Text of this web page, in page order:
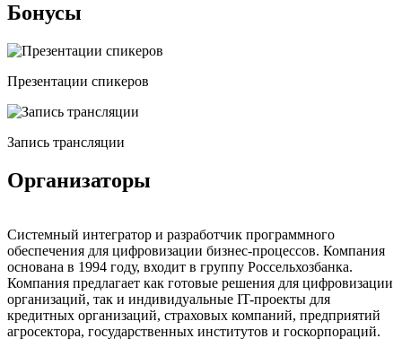
Бонусы
Презентации спикеров
Запись трансляции
Организаторы
Cистемный интегратор и разработчик программного
обеспечения для цифровизации бизнес-процессов. Компания
основана в 1994 году, входит в группу Россельхозбанка.
Компания предлагает как готовые решения для цифровизации
организаций, так и индивидуальные IT-проекты для
кредитных организаций, страховых компаний, предприятий
агросектора, государственных институтов и госкорпораций.